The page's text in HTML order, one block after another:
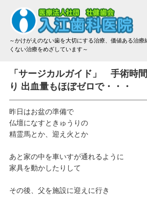
～かけがえのない歯を大切にする治療、価値ある治療
くない治療をめざしています～
院長挨拶
設備と技術
治療方法と材料
アクセス
治療費のご案内
「サージカルガイド」 手術時
り 出血量もほぼゼロで・・・
昨日はお盆の準備で
仏壇になすときゅうりの
精霊馬とか、迎え火とか
あと家の中を車いすが通れるように
家具を動かしたりして
その後、父を施設に迎えに行き